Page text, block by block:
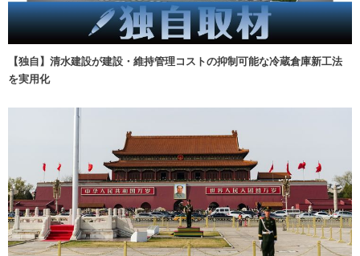
【独自】清水建設が建設・維持管理コストの抑制可能な冷蔵倉庫新工法
を実用化